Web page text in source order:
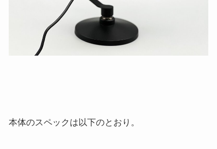
本体のスペックは以下のとおり。